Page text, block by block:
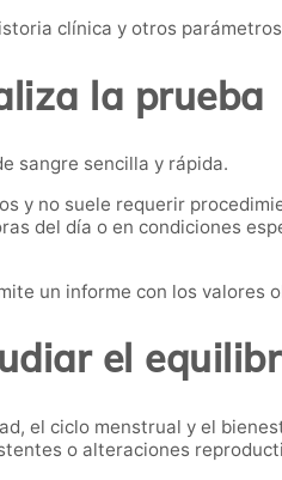
clínica y otros
la prueba
sangre sencilla y rápida.
y no suele requerir
del día o en condiciones
un informe con los valores
el
el ciclo menstrual y el
o alteraciones